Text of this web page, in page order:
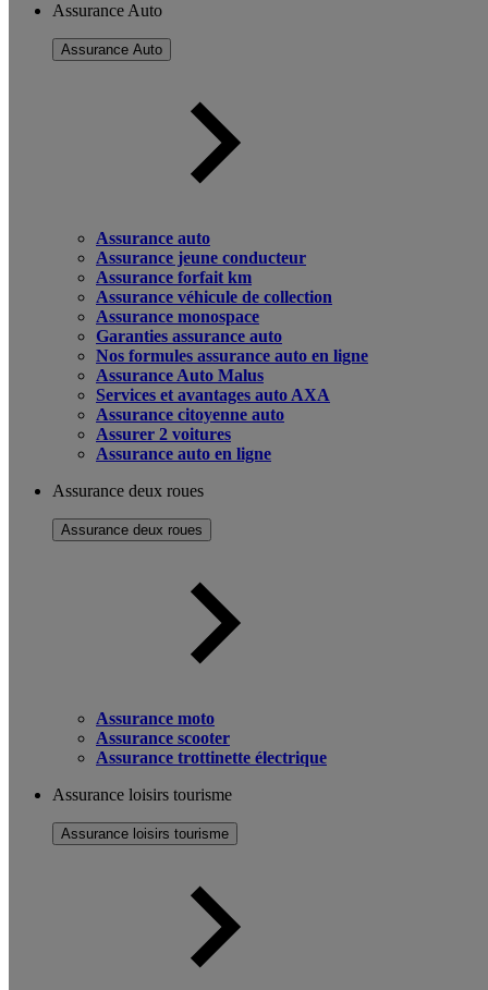
Assurance Auto
Assurance Auto
Assurance auto
Assurance jeune conducteur
Assurance forfait km
Assurance véhicule de collection
Assurance monospace
Garanties assurance auto
Nos formules assurance auto en ligne
Assurance Auto Malus
Services et avantages auto AXA
Assurance citoyenne auto
Assurer 2 voitures
Assurance auto en ligne
Assurance deux roues
Assurance deux roues
Assurance moto
Assurance scooter
Assurance trottinette électrique
Assurance loisirs tourisme
Assurance loisirs tourisme